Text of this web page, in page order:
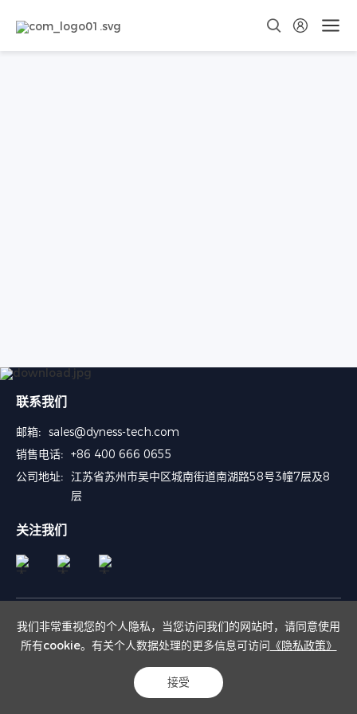
我们非常重视您的个人隐私，当您访问我们的网站时，请同意使用
所有cookie。有关个人数据处理的更多信息可访问 《隐私政策》
接受
联系我们
邮箱: sales@dyness-tech.com
销售电话: +86 400 666 0655
公司地址: 江苏省苏州市吴中区城南街道南湖路58号3幢7层及8
层
关注我们
Copyright © 2024 大秦数字能源技术股份有限公司
苏公网安备132050602012209号 苏ICP备2023051722号-1
Powered by Yongsy